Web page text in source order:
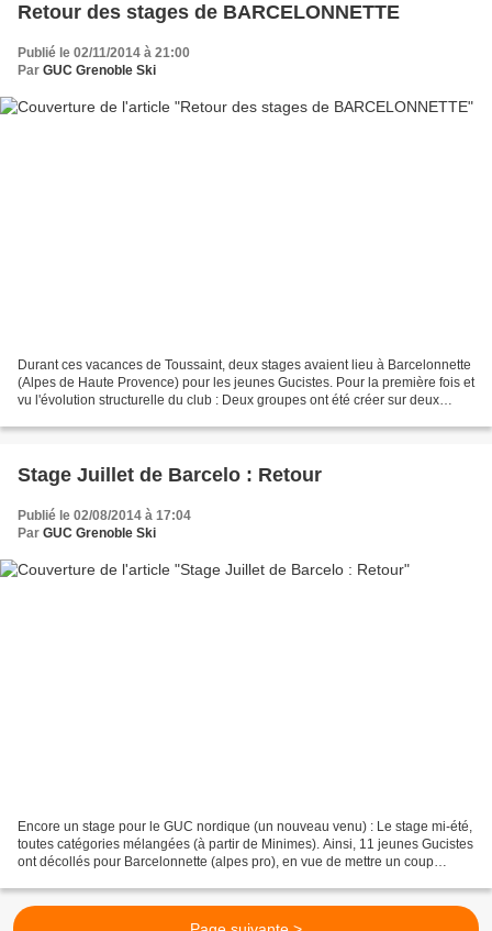
Retour des stages de BARCELONNETTE
Publié le 02/11/2014 à 21:00
Par GUC Grenoble Ski
Durant ces vacances de Toussaint, deux stages avaient lieu à Barcelonnette
(Alpes de Haute Provence) pour les jeunes Gucistes. Pour la première fois et
vu l'évolution structurelle du club : Deux groupes ont été créer sur deux
Stage Juillet de Barcelo : Retour
Publié le 02/08/2014 à 17:04
Par GUC Grenoble Ski
Encore un stage pour le GUC nordique (un nouveau venu) : Le stage mi-été,
toutes catégories mélangées (à partir de Minimes). Ainsi, 11 jeunes Gucistes
ont décollés pour Barcelonnette (alpes pro), en vue de mettre un coup